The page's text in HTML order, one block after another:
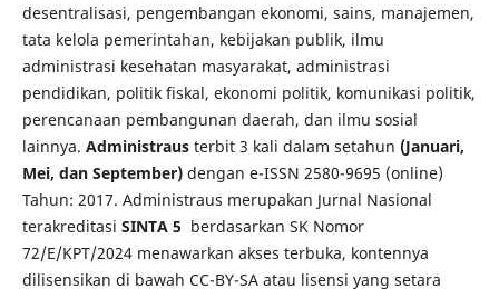
desentralisasi, pengembangan ekonomi, sains, manajemen,
tata kelola pemerintahan, kebijakan publik, ilmu
administrasi kesehatan masyarakat, administrasi
pendidikan, politik fiskal, ekonomi politik, komunikasi politik,
perencanaan pembangunan daerah, dan ilmu sosial
lainnya. Administrausterbit 3 kali dalam setahun (Januari,
Mei, dan September)dengan e-ISSN 2580-9695 (online)
Tahun: 2017. Administraus merupakan Jurnal Nasional
terakreditasi SINTA 5 berdasarkan SK Nomor
72/E/KPT/2024 menawarkan akses terbuka, kontennya
dilisensikan di bawah CC-BY-SA atau lisensi yang setara